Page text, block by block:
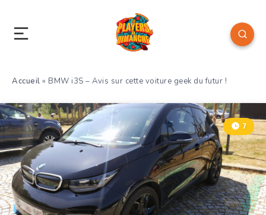
Accueil » BMW i3S – Avis sur cette voiture geek du futur !
7